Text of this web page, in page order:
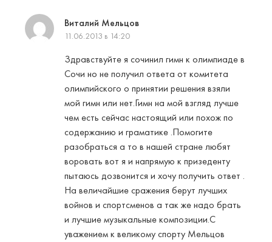
Виталий Мельцов
11.06.2013 в 14:20
Здравствуйте я сочинил гимн к олимпиаде в
Сочи но не получил oтвета от комитета
олимпийского о принятии решения взяли
мой гимн или нет.Гимн на мой взгляд лучше
чем есть сейчас настоящий или похож по
содержанию и граматике .Помогите
разобраться а то в нашей стране любят
воровать вот я и напрямую к призеденту
пытаюсь дозвонится и хочу получить ответ .
На величайшие сражения берут лучших
войнов и спортсменов а так же надо брать
и лучшие музыкальные композиции.С
уважением к великому спорту Мельцов